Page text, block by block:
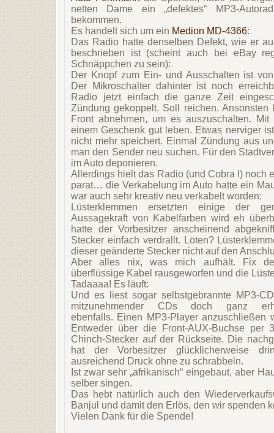
netten Dame ein „defektes“ MP3-
bekommen.
Es handelt sich um ein Medion MD-4366:
Das Radio hatte denselben Defekt, wie er
beschrieben ist (scheint auch bei eBay
Schnäppchen zu sein):
Der Knopf zum Ein- und Ausschalten ist
Der Mikroschalter dahinter ist noch
Radio jetzt einfach die ganze Zeit
Zündung gekoppelt. Soll reichen.
Front abnehmen, um es auszuschalten.
einem Geschenk gut leben. Etwas nerviger
nicht mehr speichert. Einmal Zündung aus
man den Sender neu suchen. Für den
im Auto deponieren.
Allerdings hielt das Radio (und Cobra I) noch
parat… die Verkabelung im Auto hatte ein
war auch sehr kreativ neu verkabelt worden:
Lüsterklemmen ersetzten einige der
Aussagekraft von Kabelfarben wird eh
hatte der Vorbesitzer anscheinend
Stecker einfach verdrallt. Löten?
dieser geänderte Stecker nicht auf den
Aber alles nix, was mich aufhält. Fix
überflüssige Kabel rausgeworfen und die
Tadaaaa! Es läuft:
Und es liest sogar selbstgebrannte MP3-
mitzunehmender CDs doch ganz
ebenfalls. Einen MP3-Player anzuschließen
Entweder über die Front-AUX-Buchse per
Chinch-Stecker auf der Rückseite. Die
hat der Vorbesitzer glücklicherweise
ausreichend Druck ohne zu schrabbeln.
Ist zwar sehr „afrikanisch“ eingebaut, aber
selber singen.
Das hebt natürlich auch den
Banjul und damit den Erlös, den wir spenden
Vielen Dank für die Spende!